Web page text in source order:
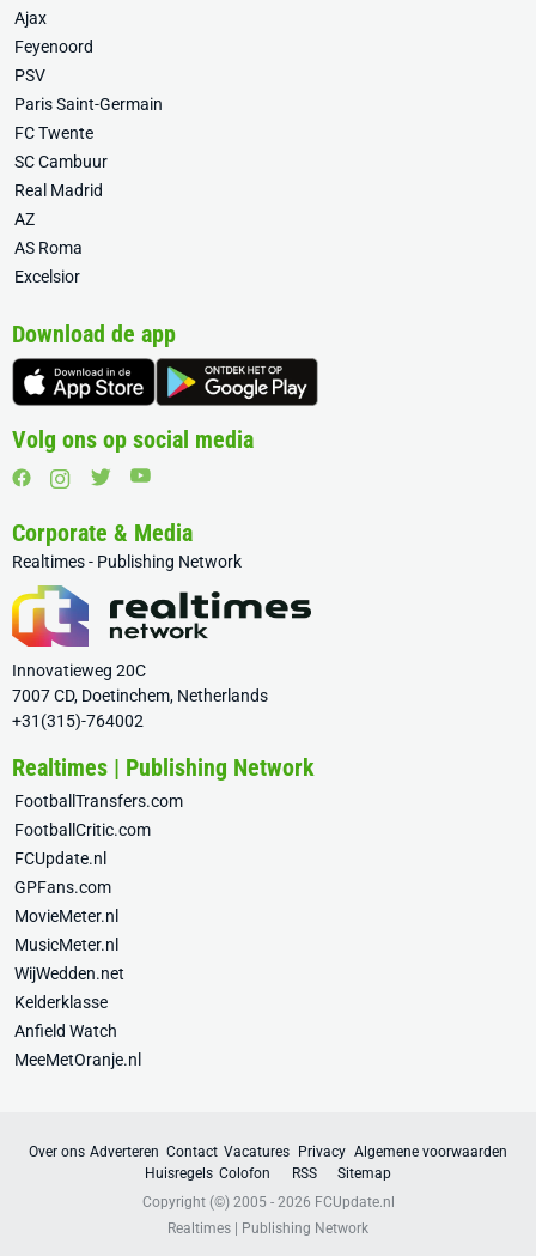
Ajax
Feyenoord
PSV
Paris Saint-Germain
FC Twente
SC Cambuur
Real Madrid
AZ
AS Roma
Excelsior
Download de app
Volg ons op social media
Corporate & Media
Realtimes - Publishing Network
Innovatieweg 20C
7007 CD, Doetinchem, Netherlands
+31(315)-764002
Realtimes | Publishing Network
FootballTransfers.com
FootballCritic.com
FCUpdate.nl
GPFans.com
MovieMeter.nl
MusicMeter.nl
WijWedden.net
Kelderklasse
Anfield Watch
MeeMetOranje.nl
Over ons Adverteren Contact Vacatures Privacy Algemene voorwaarden
Huisregels Colofon RSS
Sitemap
Copyright (©) 2005 - 2026 FCUpdate.nl
Realtimes | Publishing Network